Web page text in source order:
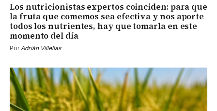
Los nutricionistas expertos coinciden: para que
la fruta que comemos sea efectiva y nos aporte
todos los nutrientes, hay que tomarla en este
momento del día
Por Adrián Villellas